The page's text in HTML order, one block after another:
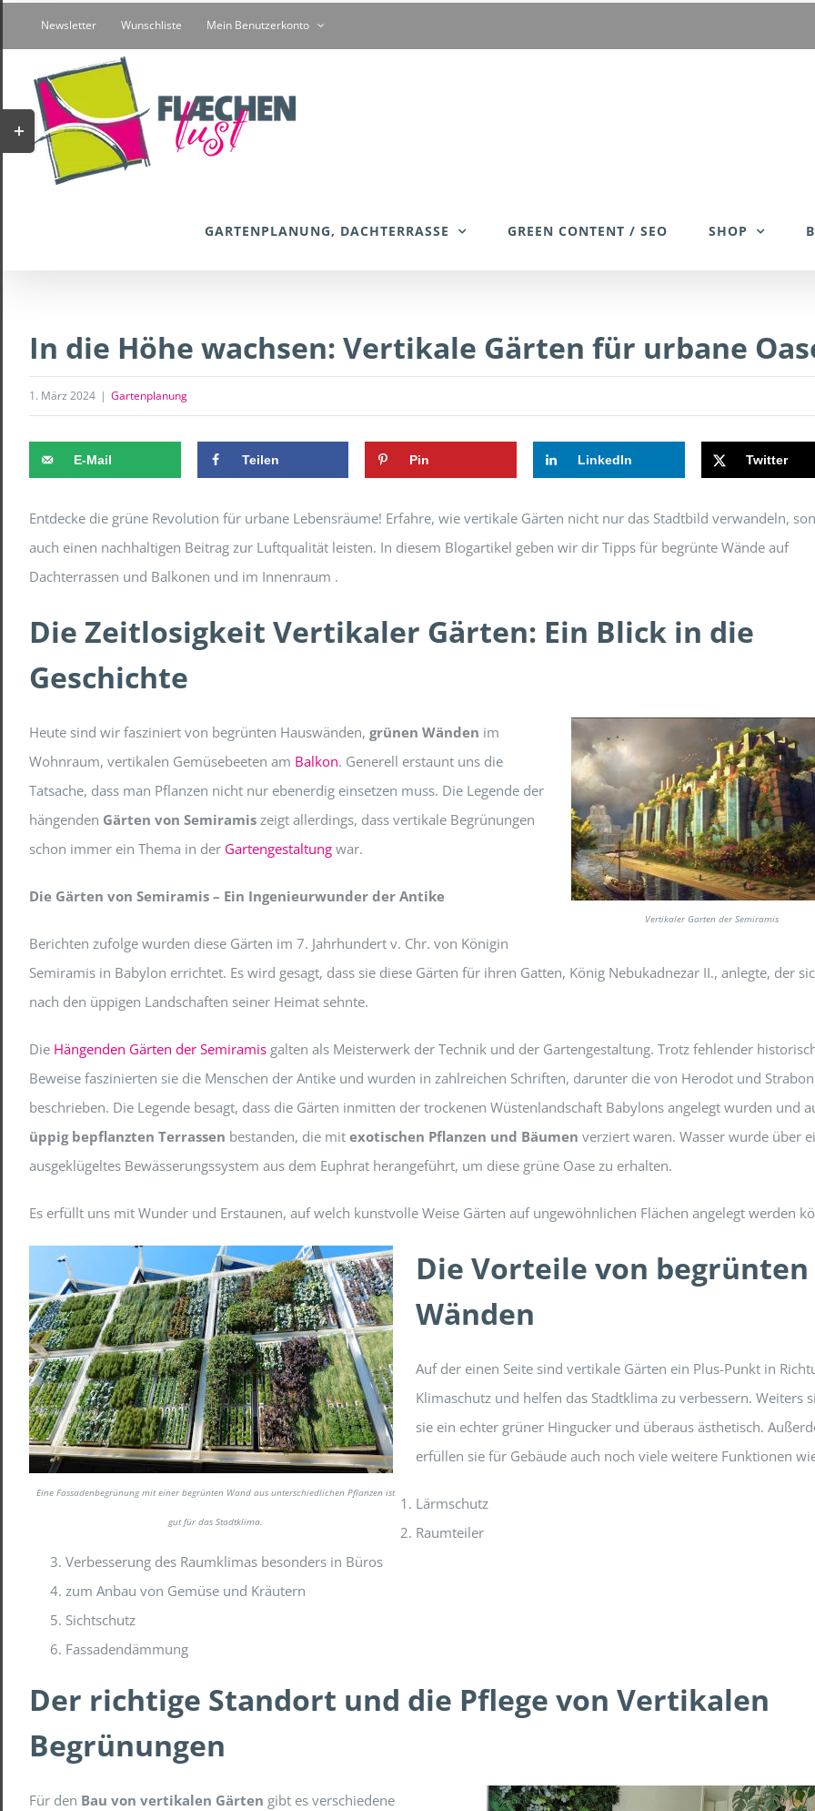
springen
Newsletter Wunschliste Mein Benutzerkonto
GARTENPLANUNG, DACHTERRASSE GREEN CONTENT / SEO SHOP
In die Höhe wachsen: Vertikale Gärten für urbane
1. März 2024 | Gartenplanung
E-Mail Teilen Pin LinkedIn Twitter
Entdecke die grüne Revolution für urbane Lebensräume! Erfahre, wie vertikale Gärten nicht nur das Stadtbild verwandeln,
auch einen nachhaltigen Beitrag zur Luftqualität leisten. In diesem Blogartikel geben wir dir Tipps für begrünte Wände auf
Dachterrassen und Balkonen und im Innenraum .
Die Zeitlosigkeit Vertikaler Gärten: Ein Blick in die
Geschichte
Vertikaler Garten der Semiramis
Heute sind wir fasziniert von begrünten Hauswänden, grünen Wänden im
Wohnraum, vertikalen Gemüsebeeten am Balkon. Generell erstaunt uns die
Tatsache, dass man Pflanzen nicht nur ebenerdig einsetzen muss. Die Legende der
hängenden Gärten von Semiramiszeigt allerdings, dass vertikale Begrünungen
schon immer ein Thema in der Gartengestaltungwar.
Die Gärten von Semiramis – Ein Ingenieurwunder der Antike
Berichten zufolge wurden diese Gärten im 7. Jahrhundert v. Chr. von Königin
Semiramis in Babylon errichtet. Es wird gesagt, dass sie diese Gärten für ihren Gatten, König Nebukadnezar II., anlegte, der
nach den üppigen Landschaften seiner Heimat sehnte.
Die Hängenden Gärten der Semiramisgalten als Meisterwerk der Technik und der Gartengestaltung. Trotz fehlender
Beweise faszinierten sie die Menschen der Antike und wurden in zahlreichen Schriften, darunter die von Herodot und
beschrieben. Die Legende besagt, dass die Gärten inmitten der trockenen Wüstenlandschaft Babylons angelegt wurden und
üppig bepflanzten Terrassen bestanden, die mit exotischen Pflanzen und Bäumen verziert waren. Wasser wurde über
ausgeklügeltes Bewässerungssystem aus dem Euphrat herangeführt, um diese grüne Oase zu erhalten.
Es erfüllt uns mit Wunder und Erstaunen, auf welch kunstvolle Weise Gärten auf ungewöhnlichen Flächen angelegt werden
Eine Fassadenbegrünung mit einer begrünten Wand aus unterschiedlichen Pflanzen ist
gut für das Stadtklima.
Die Vorteile von begrünten
Wänden
Auf der einen Seite sind vertikale Gärten ein Plus-Punkt in
Klimaschutz und helfen das Stadtklima zu verbessern. Weiters
sie ein echter grüner Hingucker und überaus ästhetisch.
erfüllen sie für Gebäude auch noch viele weitere Funktionen
Lärmschutz
Raumteiler
Verbesserung des Raumklimas besonders in Büros
zum Anbau von Gemüse und Kräutern
Sichtschutz
Fassadendämmung
Der richtige Standort und die Pflege von Vertikalen
Begrünungen
Für den Bau von vertikalen Gärten gibt es verschiedene
Toggle
Sliding